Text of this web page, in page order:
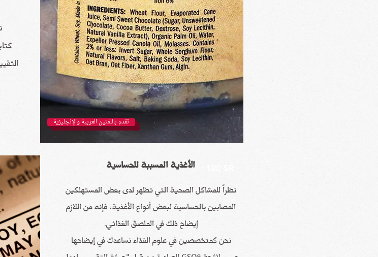
تقدم باللغتين العربية والإنجليزية
الأغذية المسببة للحساسية
نظراً للمشاكل الصحية التي تظهر لدى بعض المستهلكين
المصابين بالحساسية لبعض أنواع الأغذية، فإنه من اللازم
إيضاح ذلك في الملصق الغذائي.
نحن كمتخصصين في علوم الغذاء نساعدك في إيضاحها